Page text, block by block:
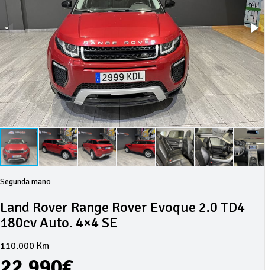
Segunda mano
Land Rover Range Rover Evoque 2.0 TD4
180cv Auto. 4×4 SE
110.000 Km